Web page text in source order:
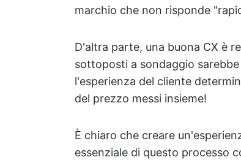
marchio che non risponde
D'altra parte, una buona CX è
sottoposti a sondaggio
l'esperienza del cliente
del prezzo messi insieme!
È chiaro che creare
essenziale di questo processo